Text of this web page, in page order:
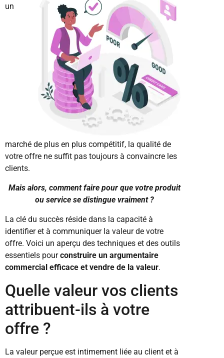
un
marché de plus en plus compétitif, la qualité de
votre offre ne suffit pas toujours à convaincre les
clients.
Mais alors, comment faire pour que votre produit
ou service se distingue vraiment ?
La clé du succès réside dans la capacité à
identifier et à communiquer la valeur de votre
offre. Voici un aperçu des techniques et des outils
essentiels pourconstruire un argumentaire
commercial efficace et vendre de la valeur.
Quelle valeur vos clients
attribuent-ils à votre
offre ?
La valeur perçue est intimement liée au client et à